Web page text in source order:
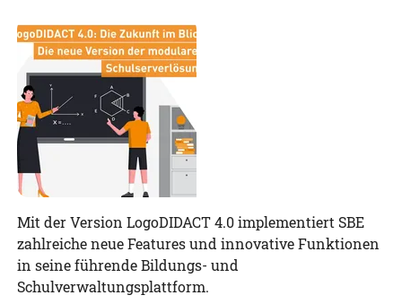
Mit der Version LogoDIDACT 4.0 implementiert SBE
zahlreiche neue Features und innovative Funktionen
in seine führende Bildungs- und
Schulverwaltungsplattform.